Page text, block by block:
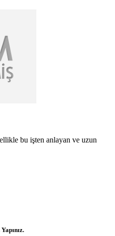
bu işten anlayan ve uzun